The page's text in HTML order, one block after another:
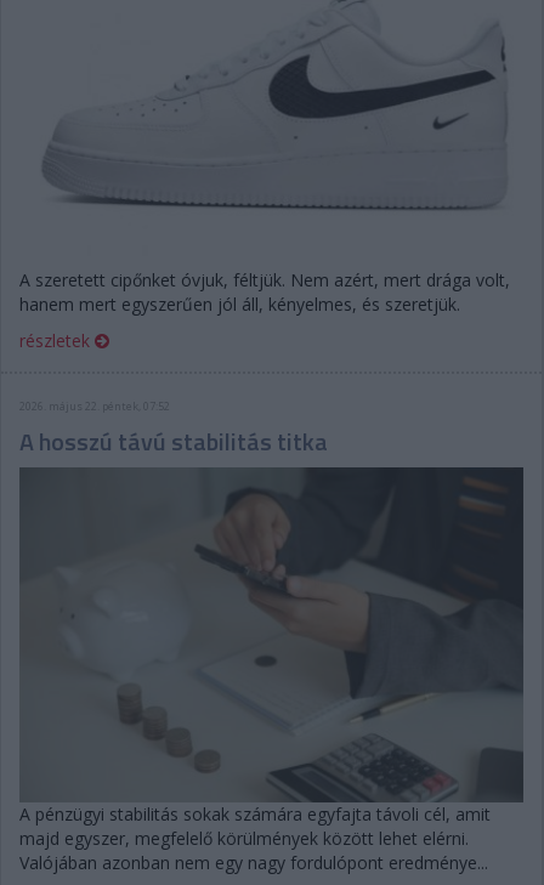
A szeretett cipőnket óvjuk, féltjük. Nem azért, mert drága volt,
hanem mert egyszerűen jól áll, kényelmes, és szeretjük.
részletek
2026. május 22. péntek, 07:52
A hosszú távú stabilitás titka
A pénzügyi stabilitás sokak számára egyfajta távoli cél, amit
majd egyszer, megfelelő körülmények között lehet elérni.
Valójában azonban nem egy nagy fordulópont eredménye...